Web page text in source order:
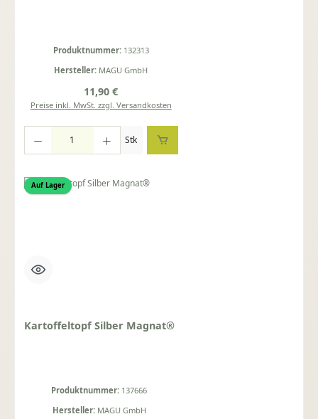
Produktnummer: 132313
Hersteller: MAGU GmbH
Regulärer Preis:
11,90 €
Preise inkl. MwSt. zzgl. Versandkosten
Produkt Anzahl: Gib den gewünschten Wert ein oder benutze die Schaltflächen um die
Stk
Auf Lager
Kartoffeltopf Silber Magnat®
Produktnummer: 137666
Hersteller: MAGU GmbH